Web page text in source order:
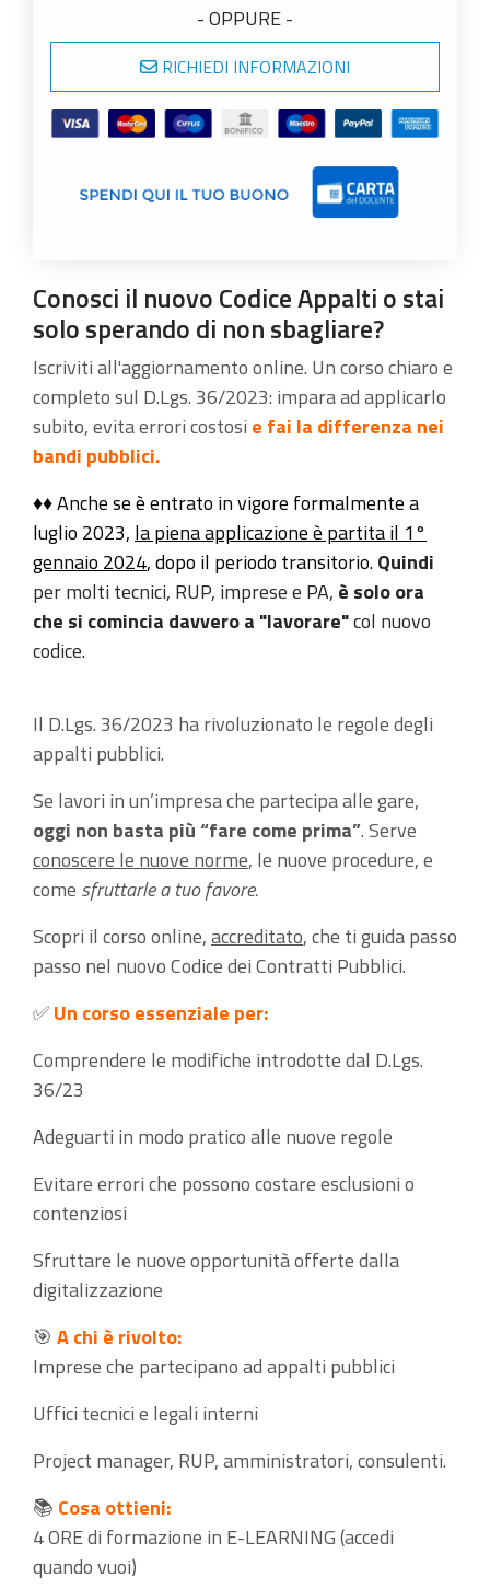
- OPPURE -
RICHIEDI INFORMAZIONI
Conosci il nuovo Codice Appalti o stai
solo sperando di non sbagliare?
Iscriviti all'aggiornamento online. Un corso chiaro e
completo sul D.Lgs. 36/2023: impara ad applicarlo
subito, evita errori costosi e fai la differenza nei
bandi pubblici.
♦♦ Anche se è entrato in vigore formalmente a
luglio 2023, la piena applicazione è partita il 1°
gennaio 2024, dopo il periodo transitorio.Quindi
per molti tecnici, RUP, imprese e PA, è solo ora
che si comincia davvero a "lavorare"col nuovo
codice.
Il D.Lgs. 36/2023 ha rivoluzionato le regole degli
appalti pubblici.
Se lavori in un’impresa che partecipa alle gare,
oggi non basta più “fare come prima”. Serve
conoscere le nuove norme, le nuove procedure, e
come sfruttarle a tuo favore.
Scopri il corso online,accreditato, che ti guida passo
passo nel nuovo Codice dei Contratti Pubblici.
✅Un corso essenziale per:
Comprendere le modifiche introdotte dal D.Lgs.
36/23
Adeguarti in modo pratico alle nuove regole
Evitare errori che possono costare esclusioni o
contenziosi
Sfruttare le nuove opportunità offerte dalla
digitalizzazione
🎯 A chi è rivolto:
Imprese che partecipano ad appalti pubblici
Uffici tecnici e legali interni
Project manager, RUP, amministratori, consulenti.
📚 Cosa ottieni:
4 ORE di formazione in E-LEARNING (accedi
quando vuoi)